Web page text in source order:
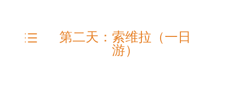
d
第二天：索维拉（一日
游）